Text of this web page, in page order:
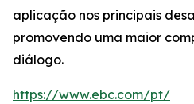
aplicação nos principais
promovendo uma maior
diálogo.
https://www.ebc.com/pt/